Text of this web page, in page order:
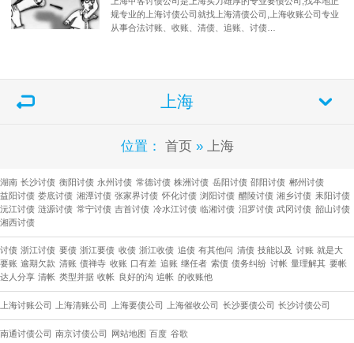
规专业的上海讨债公司就找上海清债公司,上海收账公司专业
从事合法讨账、收账、清债、追账、讨债…
上海
位置： 首页» 上海
湖南 长沙讨债 衡阳讨债 永州讨债 常德讨债 株洲讨债 岳阳讨债 邵阳讨债 郴州讨债
益阳讨债 娄底讨债 湘潭讨债 张家界讨债 怀化讨债 浏阳讨债 醴陵讨债 湘乡讨债 耒阳讨债
沅江讨债 涟源讨债 常宁讨债 吉首讨债 冷水江讨债 临湘讨债 汨罗讨债 武冈讨债 韶山讨债
湘西讨债
讨债 浙江讨债 要债 浙江要债 收债 浙江收债 追债 有其他问 清债 技能以及 讨账 就是大
要账 逾期欠款 清账 债禅寺 收账 口有差 追账 继任者 索债 债务纠纷 讨帐 量理解其 要帐
达人分享 清帐 类型并据 收帐 良好的沟 追帐 的收账他
上海讨账公司 上海清账公司 上海要债公司 上海催收公司 长沙要债公司 ​长沙讨债公司
南通讨债公司 南京讨债公司 网站地图 百度 谷歌